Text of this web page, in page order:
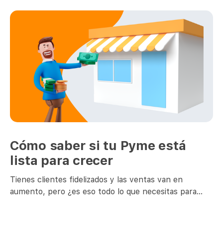
Cómo saber si tu Pyme está
lista para crecer
Tienes clientes fidelizados y las ventas van en
aumento, pero ¿es eso todo lo que necesitas para